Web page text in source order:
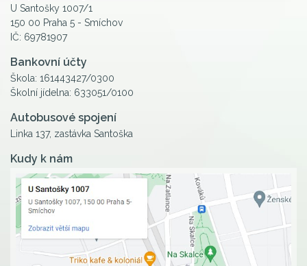
U Santošky 1007/1
150 00 Praha 5 - Smíchov
IČ: 69781907
Bankovní účty
Škola: 161443427/0300
Školní jídelna: 633051/0100
Autobusové spojení
Linka 137, zastávka Santoška
Kudy k nám